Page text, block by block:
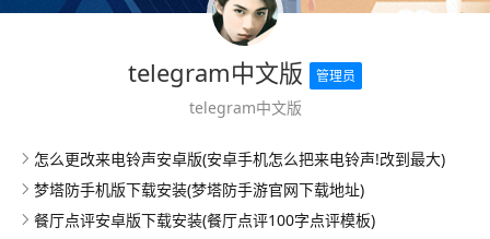
telegram中文版 管理员
telegram中文版
怎么更改来电铃声安卓版(安卓手机怎么把来电铃声!改到最大)
梦塔防手机版下载安装(梦塔防手游官网下载地址)
餐厅点评安卓版下载安装(餐厅点评100字点评模板)